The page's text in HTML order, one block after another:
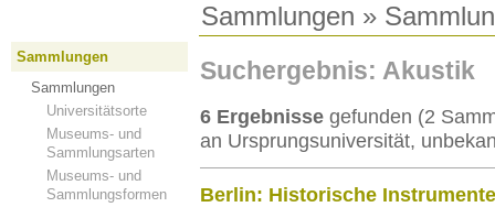
Sammlungen »
Sammlungen
Sammlungen
Universitätsorte
Museums- und
Sammlungsarten
Museums- und
Sammlungsformen
Suchergebnis: Akustik
6 Ergebnisse gefunden (2
an Ursprungsuniversität,
Berlin: Historische